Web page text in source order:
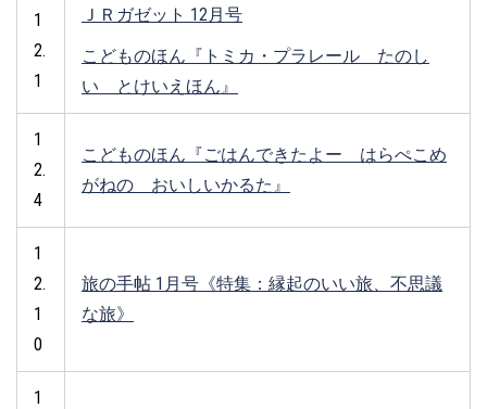
1
2.
1
ＪＲガゼット 12月号
こどものほん『トミカ・プラレール たのし
い とけいえほん』
1
2.
4
こどものほん『ごはんできたよー はらぺこめ
がねの おいしいかるた』
1
2.
1
0
旅の手帖 1月号《特集：縁起のいい旅、不思議
な旅》
1